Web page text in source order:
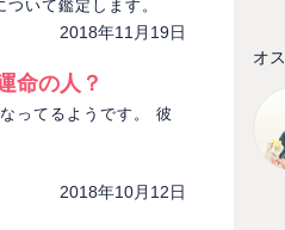
いて鑑定します。
2018年11月19日
命の人？
ってるようです。 彼
2018年10月12日
オ